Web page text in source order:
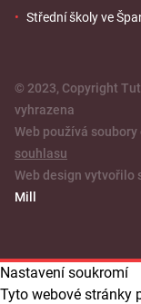
Střední školy ve
© 2023, Copyright
vyhrazena
Web používá soubory
souhlasu
Web design vytvořilo
Mill
Nastavení soukromí
Tyto webové stránky